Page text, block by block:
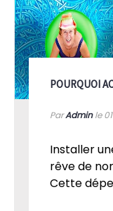
POURQUOI
ParAdminle 01
Installer
rêve de
Cette